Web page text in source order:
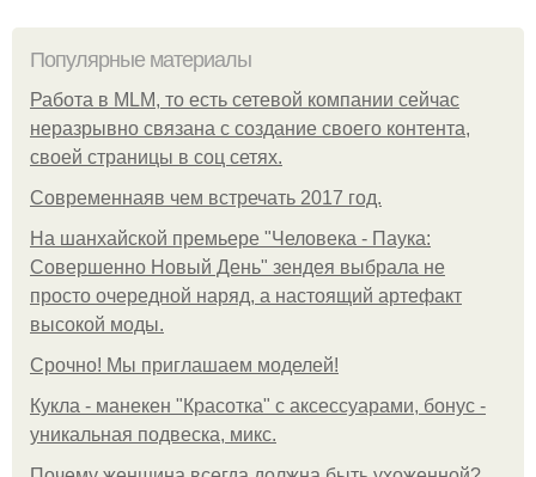
Популярные материалы
Работа в MLM, то есть сетевой компании сейчас
неразрывно связана с создание своего контента,
своей страницы в соц сетях.
Современнаяв чем встречать 2017 год.
На шанхайской премьере "Человека - Паука:
Совершенно Новый День" зендея выбрала не
просто очередной наряд, а настоящий артефакт
высокой моды.
Срочно! Мы приглашаем моделей!
Кукла - манекен "Красотка" с аксессуарами, бонус -
уникальная подвеска, микс.